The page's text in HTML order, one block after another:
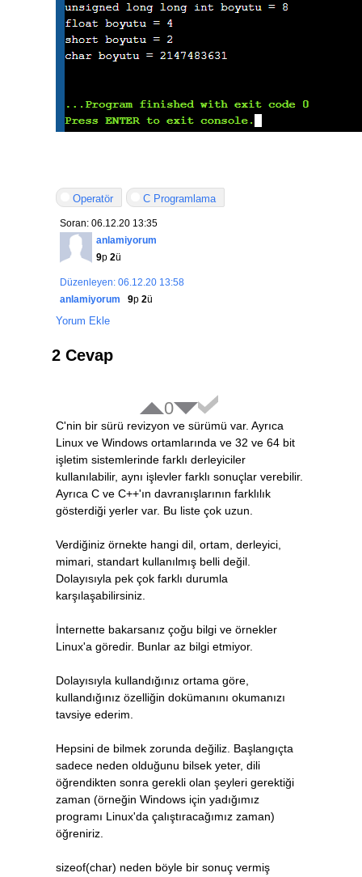
Operatör C Programlama
Soran: 06.12.20 13:35
anlamiyorum
9p 2ü
Düzenleyen: 06.12.20 13:58
anlamiyorum
9p 2ü
Yorum Ekle
2 Cevap
0
C'nin bir sürü revizyon ve sürümü var. Ayrıca
Linux ve Windows ortamlarında ve 32 ve 64 bit
işletim sistemlerinde farklı derleyiciler
kullanılabilir, aynı işlevler farklı sonuçlar verebilir.
Ayrıca C ve C++'ın davranışlarının farklılık
gösterdiği yerler var. Bu liste çok uzun.
Verdiğiniz örnekte hangi dil, ortam, derleyici,
mimari, standart kullanılmış belli değil.
Dolayısıyla pek çok farklı durumla
karşılaşabilirsiniz.
İnternette bakarsanız çoğu bilgi ve örnekler
Linux'a göredir. Bunlar az bilgi etmiyor.
Dolayısıyla kullandığınız ortama göre,
kullandığınız özelliğin dokümanını okumanızı
tavsiye ederim.
Hepsini de bilmek zorunda değiliz. Başlangıçta
sadece neden olduğunu bilsek yeter, dili
öğrendikten sonra gerekli olan şeyleri gerektiği
zaman (örneğin Windows için yadığımız
programı Linux'da çalıştıracağımız zaman)
öğreniriz.
sizeof(char) neden böyle bir sonuç vermiş